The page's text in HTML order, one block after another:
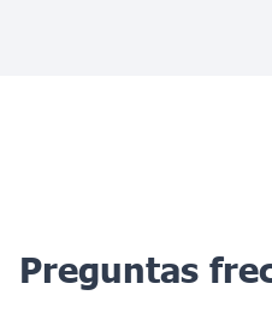
Preguntas